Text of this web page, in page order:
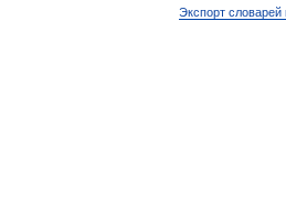
Экспорт словарей